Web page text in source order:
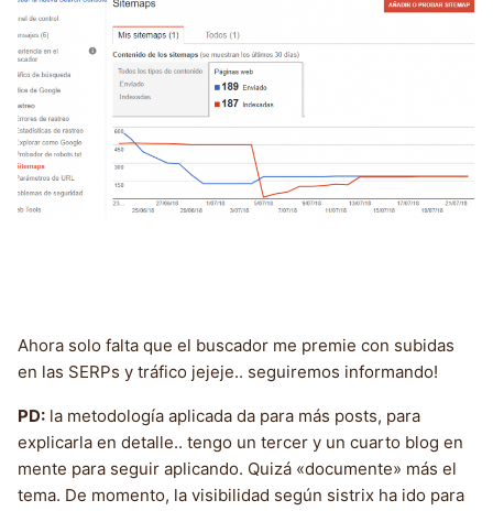
Ahora solo falta que el buscador me premie con subidas
en las SERPs y tráfico jejeje.. seguiremos informando!
PD: la metodología aplicada da para más posts, para
explicarla en detalle.. tengo un tercer y un cuarto blog en
mente para seguir aplicando. Quizá «documente» más el
tema. De momento, la visibilidad según sistrix ha ido para